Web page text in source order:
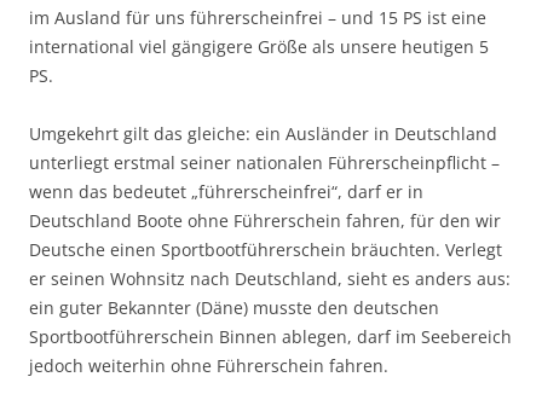
im Ausland für uns führerscheinfrei – und 15 PS ist eine
international viel gängigere Größe als unsere heutigen 5
PS.
Umgekehrt gilt das gleiche: ein Ausländer in Deutschland
unterliegt erstmal seiner nationalen Führerscheinpflicht –
wenn das bedeutet „führerscheinfrei“, darf er in
Deutschland Boote ohne Führerschein fahren, für den wir
Deutsche einen Sportbootführerschein bräuchten. Verlegt
er seinen Wohnsitz nach Deutschland, sieht es anders aus:
ein guter Bekannter (Däne) musste den deutschen
Sportbootführerschein Binnen ablegen, darf im Seebereich
jedoch weiterhin ohne Führerschein fahren.